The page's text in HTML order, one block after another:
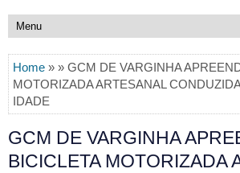
Home » » GCM DE VARGINHA
MOTORIZADA ARTESANAL
IDADE
GCM DE VARGINHA
BICICLETA MOTORIZADA